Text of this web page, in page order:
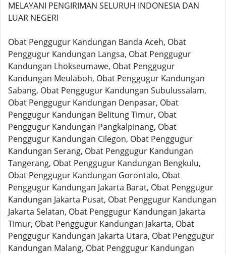
MELAYANI PENGIRIMAN SELURUH INDONESIA DAN
LUAR NEGERI
Obat Penggugur Kandungan Banda Aceh, Obat
Penggugur Kandungan Langsa, Obat Penggugur
Kandungan Lhokseumawe, Obat Penggugur
Kandungan Meulaboh, Obat Penggugur Kandungan
Sabang, Obat Penggugur Kandungan Subulussalam,
Obat Penggugur Kandungan Denpasar, Obat
Penggugur Kandungan Belitung Timur, Obat
Penggugur Kandungan Pangkalpinang, Obat
Penggugur Kandungan Cilegon, Obat Penggugur
Kandungan Serang, Obat Penggugur Kandungan
Tangerang, Obat Penggugur Kandungan Bengkulu,
Obat Penggugur Kandungan Gorontalo, Obat
Penggugur Kandungan Jakarta Barat, Obat Penggugur
Kandungan Jakarta Pusat, Obat Penggugur Kandungan
Jakarta Selatan, Obat Penggugur Kandungan Jakarta
Timur, Obat Penggugur Kandungan Jakarta, Obat
Penggugur Kandungan Jakarta Utara, Obat Penggugur
Kandungan Malang, Obat Penggugur Kandungan